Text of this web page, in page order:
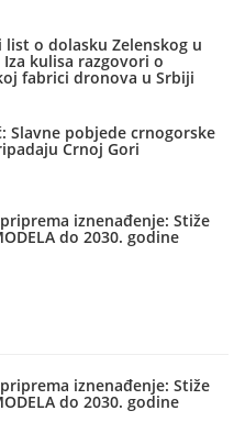
list o dolasku Zelenskog u
Iza kulisa razgovori o
fabrici dronova u Srbiji
Slavne pobjede crnogorske
Crnoj Gori
iznenađenje: Stiže
do 2030. godine
iznenađenje: Stiže
do 2030. godine